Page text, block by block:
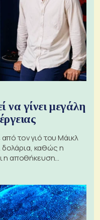
να γίνει μεγάλη
τον γιό του Μάικλ
δολάρια, καθώς η
η αποθήκευση